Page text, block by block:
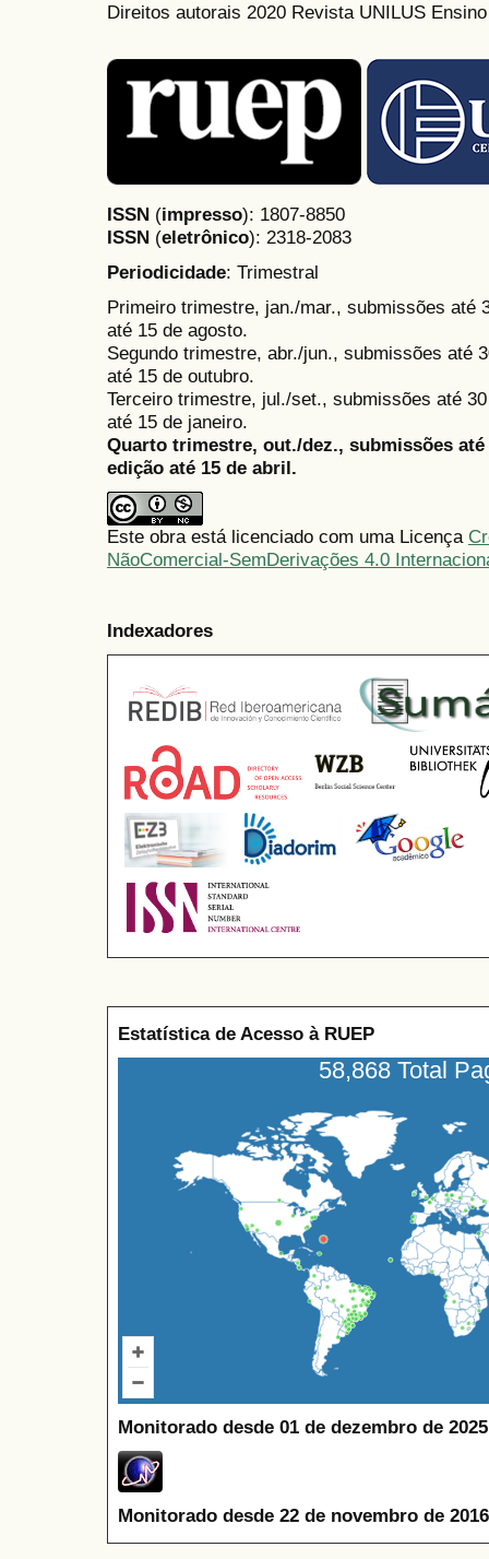
Direitos autorais 2020 Revista UNILUS
ISSN (impresso): 1807-8850
ISSN (eletrônico): 2318-2083
Periodicidade: Trimestral
Primeiro trimestre, jan./mar., submissões até
até 15 de agosto.
Segundo trimestre, abr./jun., submissões até
até 15 de outubro.
Terceiro trimestre, jul./set., submissões até
até 15 de janeiro.
Quarto trimestre, out./dez., submissões
edição até 15 de abril.
Este obra está licenciado com uma Licença
NãoComercial-SemDerivações 4.0
Indexadores
Estatística de Acesso à RUEP
58,868 Total
Monitorado desde 01 de dezembro de
Monitorado desde 22 de novembro de